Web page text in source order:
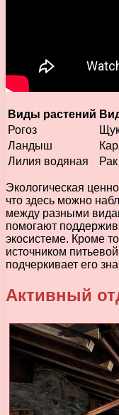
Виды растений
Рогоз
Ландыш
Лилия водяная
Рак
Экологическая
что здесь можно
между разными
помогают
экосистеме. Кроме
источником
подчеркивает его
Активный